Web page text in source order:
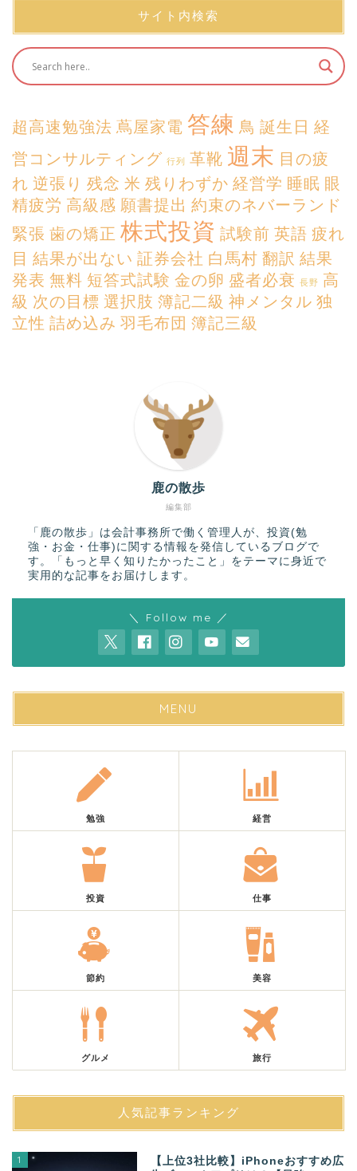
サイト内検索
超高速勉強法 蔦屋家電 答練 鳥 誕生日 経
営コンサルティング 行列 革靴 週末 目の疲
れ 逆張り 残念 米 残りわずか 経営学 睡眠 眼
精疲労 高級感 願書提出 約束のネバーランド
緊張 歯の矯正 株式投資 試験前 英語 疲れ
目 結果が出ない 証券会社 白馬村 翻訳 結果
発表 無料 短答式試験 金の卵 盛者必衰 長野 高
級 次の目標 選択肢 簿記二級 神メンタル 独
立性 詰め込み 羽毛布団 簿記三級
編集部
鹿の散歩
「鹿の散歩」は会計事務所で働く管理人が、投資(勉
強・お金・仕事)に関する情報を発信しているブログで
す。「もっと早く知りたかったこと」をテーマに身近で
実用的な記事をお届けします。
＼ Follow me ／
MENU
勉強 経営
投資 仕事
節約 美容
グルメ 旅行
人気記事ランキング
1
【上位3社比較】iPhoneおすすめ広